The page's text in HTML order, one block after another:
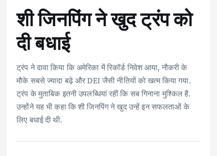
शी जिनपिंग ने खुद ट्रंप को
दी बधाई
ट्रंप ने दावा किया कि अमेरिका में रिकॉर्ड निवेश आया, नौकरी के
मौके सबसे ज्यादा बढ़े और DEI जैसी नीतियों को खत्म किया गया.
ट्रंप के मुताबिक इतनी उपलब्धियां रहीं कि सब गिनाना मुश्किल है.
उन्होंने यह भी कहा कि शी जिनपिंग ने खुद उन्हें इन सफलताओं के
लिए बधाई दी थी.